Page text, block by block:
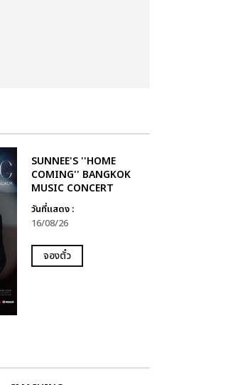
SUNNEE'S ''HOME
COMING'' BANGKOK
MUSIC CONCERT
วันที่แสดง :
16/08/26
จองตั๋ว